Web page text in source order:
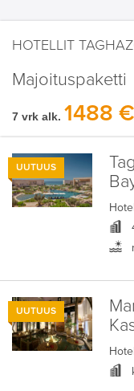
HOTELLIT
Majoituspaketti
7 vrk alk. 1488 €
UUTUUS
UUTUUS